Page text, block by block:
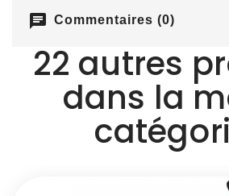
chat Commentaires (0)
22 autres
dans la